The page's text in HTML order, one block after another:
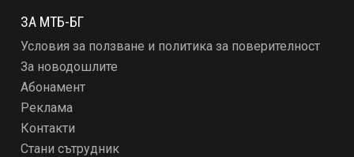
ЗА МТБ-БГ
Условия за ползване и политика за поверителност
За новодошлите
Абонамент
Реклама
Контакти
Стани сътрудник